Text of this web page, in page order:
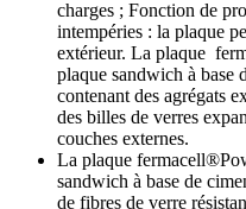
charges ; Fonction de
intempéries : la plaque
extérieur. La plaque
plaque sandwich à base
contenant des agrégats
des billes de verres
couches externes.
La plaque
sandwich à base de
de fibres de verre